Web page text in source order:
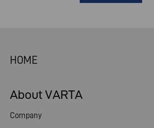
HOME
About VARTA
Company